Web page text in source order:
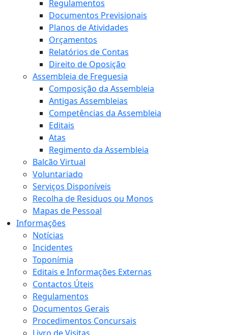
Regulamentos
Documentos Previsionais
Planos de Atividades
Orçamentos
Relatórios de Contas
Direito de Oposição
Assembleia de Freguesia
Composição da Assembleia
Antigas Assembleias
Competências da Assembleia
Editais
Atas
Regimento da Assembleia
Balcão Virtual
Voluntariado
Serviços Disponíveis
Recolha de Residuos ou Monos
Mapas de Pessoal
Informações
Notícias
Incidentes
Toponímia
Editais e Informações Externas
Contactos Úteis
Regulamentos
Documentos Gerais
Procedimentos Concursais